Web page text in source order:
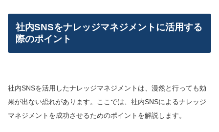
社内SNSをナレッジマネジメントに活用する
際のポイント
社内SNSを活用したナレッジマネジメントは、漫然と行っても効
果が出ない恐れがあります。ここでは、社内SNSによるナレッジ
マネジメントを成功させるためのポイントを解説します。